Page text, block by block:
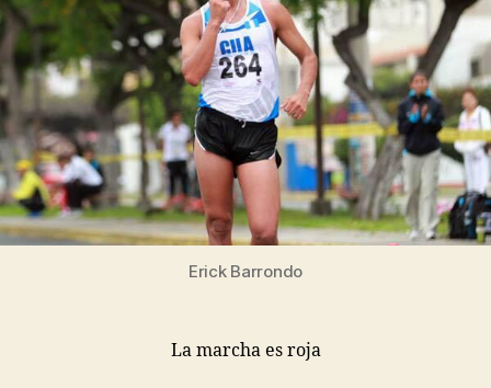
Erick Barrondo
La marcha es roja